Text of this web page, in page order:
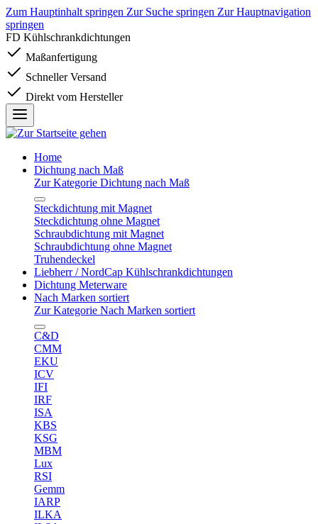
Zum Hauptinhalt springen Zur Suche springen Zur Hauptnavigation
springen
FD Kühlschrankdichtungen
Maßanfertigung
Schneller Versand
Direkt vom Hersteller
Home
Dichtung nach Maß
Zur Kategorie Dichtung nach Maß
Steckdichtung mit Magnet
Steckdichtung ohne Magnet
Schraubdichtung mit Magnet
Schraubdichtung ohne Magnet
Truhendeckel
Liebherr / NordCap Kühlschrankdichtungen
Dichtung Meterware
Nach Marken sortiert
Zur Kategorie Nach Marken sortiert
C&D
CMM
EKU
ICV
IFI
IRF
ISA
KBS
KSG
MBM
Lux
RSI
Gemm
IARP
ILKA